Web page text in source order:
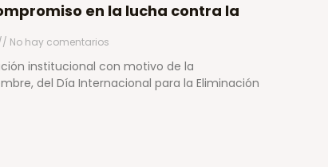
en la lucha contra la
No hay comentarios
institucional con motivo de la
del Día Internacional para la Eliminación